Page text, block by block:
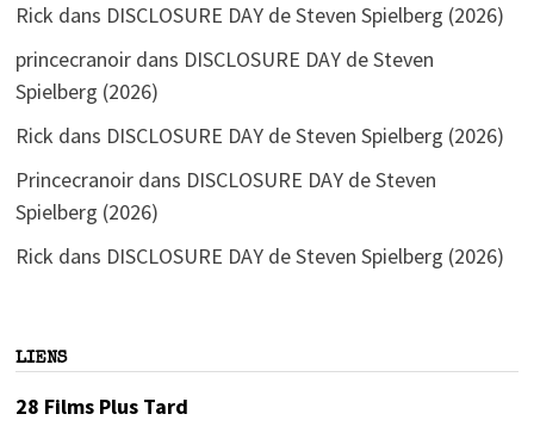
Rick dans DISCLOSURE DAY de Steven Spielberg (2026)
princecranoirdans DISCLOSURE DAY de Steven
Spielberg (2026)
Rick dans DISCLOSURE DAY de Steven Spielberg (2026)
Princecranoirdans DISCLOSURE DAY de Steven
Spielberg (2026)
Rick dans DISCLOSURE DAY de Steven Spielberg (2026)
LIENS
28 Films Plus Tard